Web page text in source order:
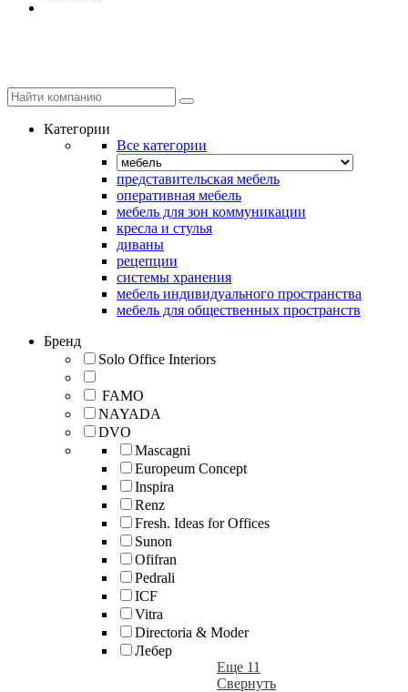
Категории
Все категории
представительская мебель
оперативная мебель
мебель для зон коммуникации
кресла и стулья
диваны
рецепции
системы хранения
мебель индивидуального пространства
мебель для общественных пространств
Бренд
Solo Office Interiors
FAMO
NAYADA
DVO
Mascagni
Europeum Concept
Inspira
Renz
Fresh. Ideas for Offices
Sunon
Ofifran
Pedrali
ICF
Vitra
Directoria & Moder
Лебер
Еще 11
Свернуть